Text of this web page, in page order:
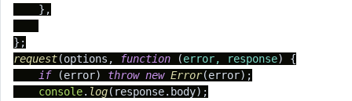
    },
request(options, function (error, response) {
if (error) throw new Error(error);
console. log(response. body);